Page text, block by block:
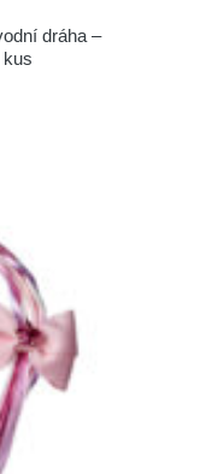
dráha –